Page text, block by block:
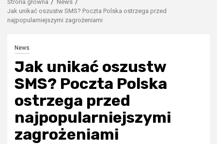
Strona główna
News
Jak unikać oszustw SMS? Poczta Polska ostrzega przed
najpopularniejszymi zagrożeniami
News
Jak unikać oszustw
SMS? Poczta Polska
ostrzega przed
najpopularniejszymi
zagrożeniami